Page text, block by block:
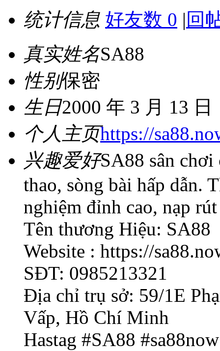
统计信息 好友数 0 | 回
真实姓名SA88
性别保密
生日2000 年 3 月 13 日
个人主页https://
兴趣爱好SA88 sân
thao, sòng bài hấp dẫn.
nghiệm đỉnh cao, nạp
Tên thương Hiệu: SA88
Website : https://
SĐT: 0985213321
Địa chỉ trụ sở: 59/1E
Vấp, Hồ Chí Minh
Hastag #SA88 #sa88now